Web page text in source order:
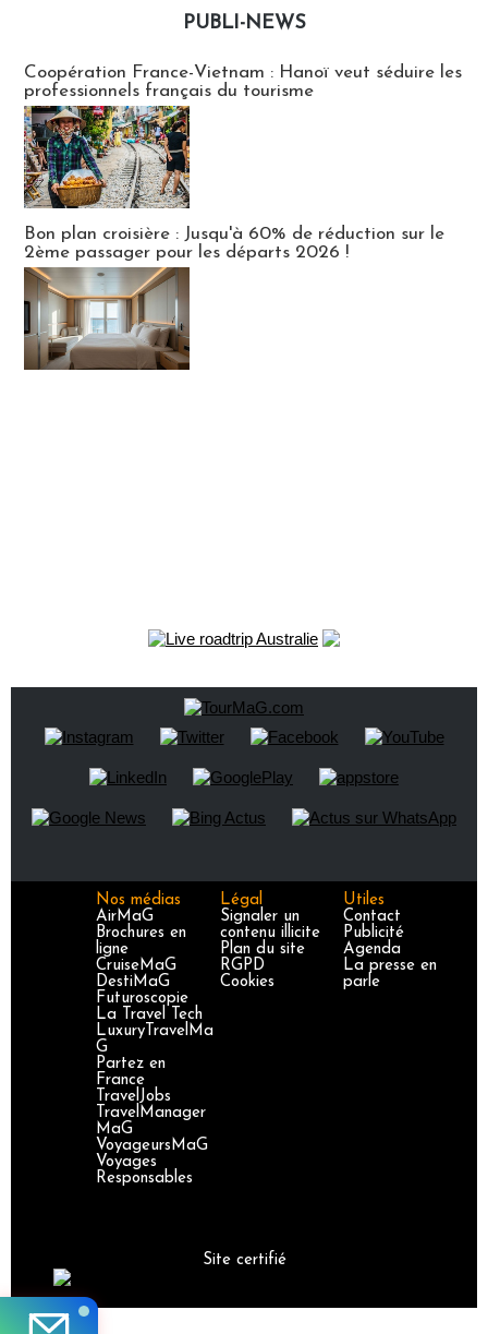
PUBLI-NEWS
Coopération France-Vietnam : Hanoï veut séduire les
professionnels français du tourisme
Bon plan croisière : Jusqu'à 60% de réduction sur le
2ème passager pour les départs 2026 !
Nos médias
AirMaG
Brochures en
ligne
CruiseMaG
DestiMaG
Futuroscopie
La Travel Tech
LuxuryTravelMa
G
Partez en
France
TravelJobs
TravelManager
MaG
VoyageursMaG
Voyages
Responsables
Légal
Signaler un
contenu illicite
Plan du site
RGPD
Cookies
Utiles
Contact
Publicité
Agenda
La presse en
parle
Site certifié